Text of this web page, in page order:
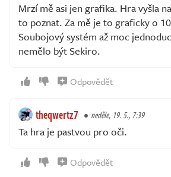
Mrzí mě asi jen grafika. Hra vyšla
to poznat. Za mě je to graficky o
Soubojový systém až moc
nemělo být Sekiro.
Odpovědět
theqwertz7 neděle, 19. 5., 7:39
Ta hra je pastvou pro oči.
Odpovědět